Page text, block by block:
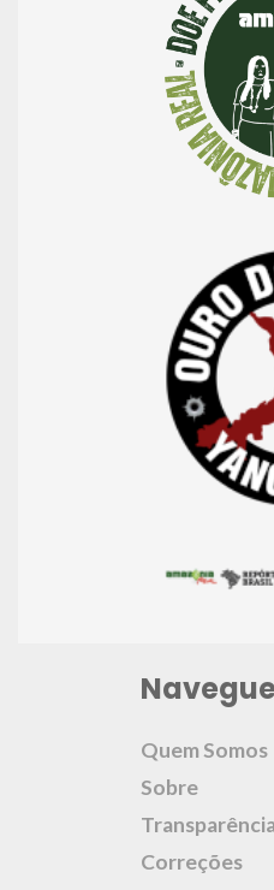
Navegue
Quem Somos
Sobre
Transparência
Correções